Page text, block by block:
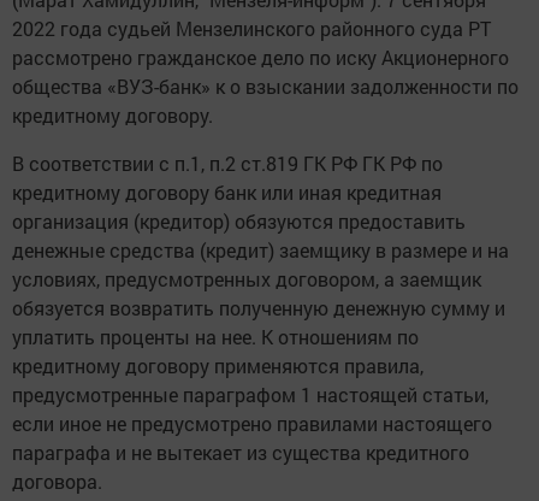
2022 года судьей Мензелинского районного суда РТ
рассмотрено гражданское дело по иску Акционерного
общества «ВУЗ-банк» к о взыскании задолженности по
кредитному договору.
В соответствии с п.1, п.2 ст.819 ГК РФ ГК РФ по
кредитному договору банк или иная кредитная
организация (кредитор) обязуются предоставить
денежные средства (кредит) заемщику в размере и на
условиях, предусмотренных договором, а заемщик
обязуется возвратить полученную денежную сумму и
уплатить проценты на нее. К отношениям по
кредитному договору применяются правила,
предусмотренные параграфом 1 настоящей статьи,
если иное не предусмотрено правилами настоящего
параграфа и не вытекает из существа кредитного
договора.